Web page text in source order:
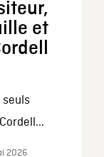
et
2026